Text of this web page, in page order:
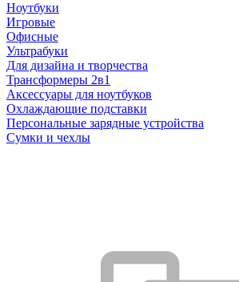
Ноутбуки
Игровые
Офисные
Ультрабуки
Для дизайна и творчества
Трансформеры 2в1
Аксессуары для ноутбуков
Охлаждающие подставки
Персональные зарядные устройства
Сумки и чехлы